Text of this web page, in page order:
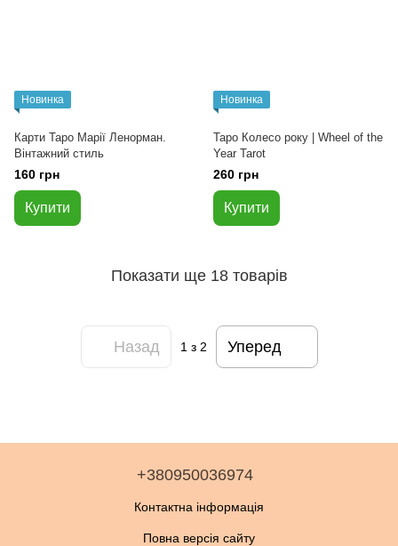
Новинка
Карти Таро Марії Ленорман.
Вінтажний стиль
160 грн
Купити
Новинка
Таро Колесо року | Wheel of the
Year Tarot
260 грн
Купити
Показати ще 18 товарів
Назад 1 з 2 Уперед
+380950036974
Контактна інформація
Повна версія сайту